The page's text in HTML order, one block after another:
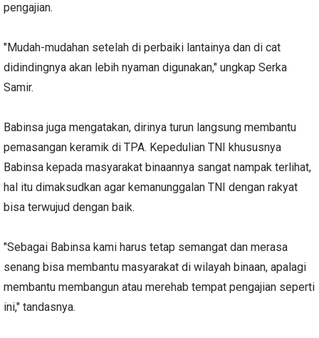
pengajian.
"Mudah-mudahan setelah di perbaiki lantainya dan di cat
didindingnya akan lebih nyaman digunakan," ungkap Serka
Samir.
Babinsa juga mengatakan, dirinya turun langsung membantu
pemasangan keramik di TPA. Kepedulian TNI khususnya
Babinsa kepada masyarakat binaannya sangat nampak terlihat,
hal itu dimaksudkan agar kemanunggalan TNI dengan rakyat
bisa terwujud dengan baik.
"Sebagai Babinsa kami harus tetap semangat dan merasa
senang bisa membantu masyarakat di wilayah binaan, apalagi
membantu membangun atau merehab tempat pengajian seperti
ini," tandasnya.